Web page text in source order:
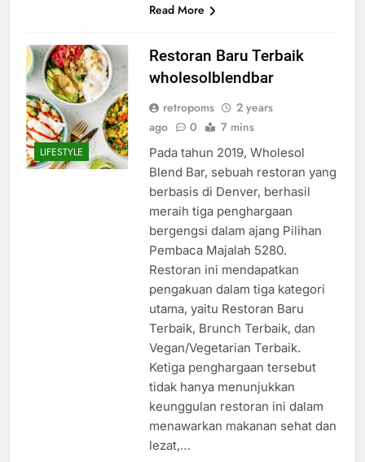
Read More
LIFESTYLE
Restoran Baru Terbaik
wholesolblendbar
retropoms
2 years
ago
0 7 mins
Pada tahun 2019, Wholesol
Blend Bar, sebuah restoran yang
berbasis di Denver, berhasil
meraih tiga penghargaan
bergengsi dalam ajang Pilihan
Pembaca Majalah 5280.
Restoran ini mendapatkan
pengakuan dalam tiga kategori
utama, yaitu Restoran Baru
Terbaik, Brunch Terbaik, dan
Vegan/Vegetarian Terbaik.
Ketiga penghargaan tersebut
tidak hanya menunjukkan
keunggulan restoran ini dalam
menawarkan makanan sehat dan
lezat,…